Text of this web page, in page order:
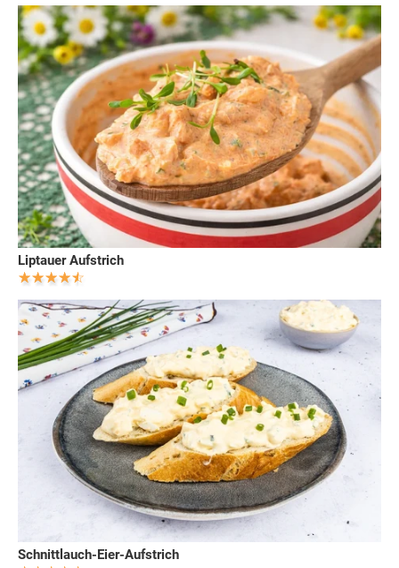
Liptauer Aufstrich
Schnittlauch-Eier-Aufstrich